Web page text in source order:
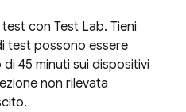
test con Test Lab. Tieni
test possono essere
45 minuti sui dispositivi
non rilevata